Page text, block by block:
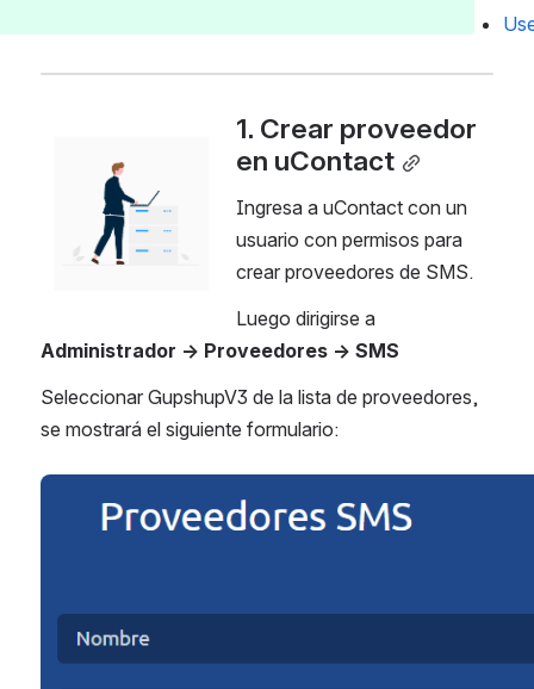
1. Crear proveedor
en uContact
Ingresa a uContact con un
usuario con permisos para
crear proveedores de SMS.
Administrador → Proveedores → SMS
Seleccionar GupshupV3 de la lista de proveedores,
se mostrará el siguiente formulario: